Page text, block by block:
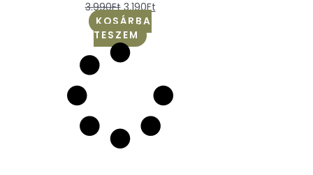
3.990Ft 3.190Ft
KOSÁRBA
TESZEM